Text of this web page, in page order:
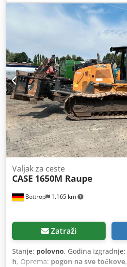
Bottrop 1.165 km
Valjak za ceste
CASE 1650M Raupe
Zatraži
Stanje: polovno, Godina izgradnje:
h, Oprema: pogon na sve točkove,